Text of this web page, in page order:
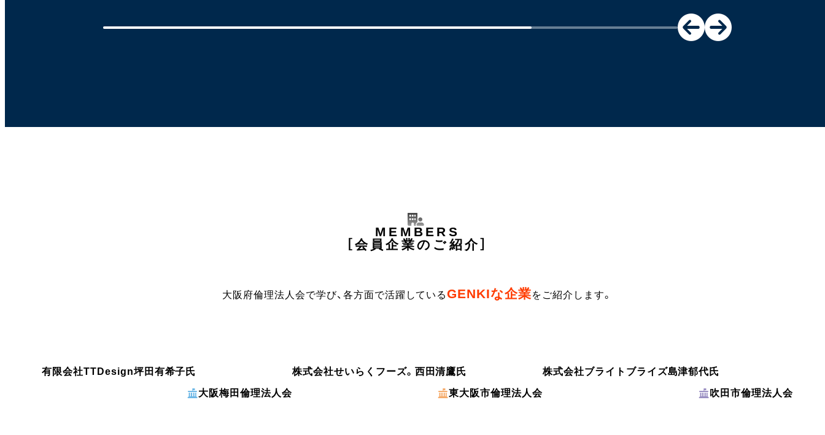
MEMBERS
会員企業のご紹介
大阪府倫理法人会で学び、各方面で活躍しているGENKIな企業をご紹介します。
有限会社TTDesign坪田有希子氏
大阪梅田倫理法人会
株式会社せいらくフーズ。 西田清鷹氏
東大阪市倫理法人会
株式会社ブライトブライズ島津郁代氏
吹田市倫理法人会